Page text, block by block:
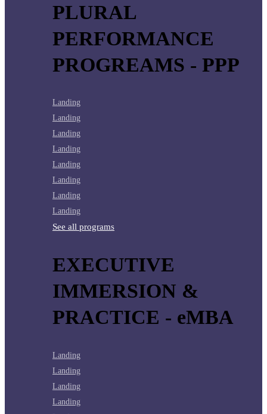
PLURAL
PERFORMANCE
PROGREAMS - PPP
Landing
Landing
Landing
Landing
Landing
Landing
Landing
Landing
See all programs
EXECUTIVE
IMMERSION &
PRACTICE - eMBA
Landing
Landing
Landing
Landing